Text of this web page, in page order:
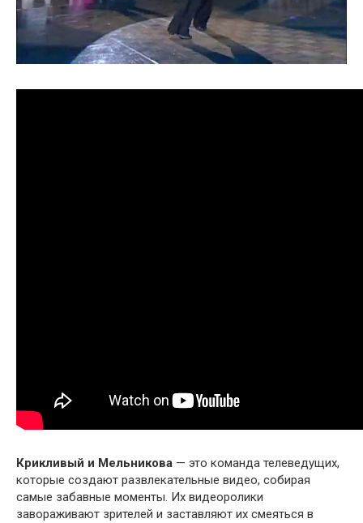
Крикливый и Мельникова — это команда телеведущих,
которые создают развлекательные видео, собирая
самые забавные моменты. Их видеоролики
завораживают зрителей и заставляют их смеяться в